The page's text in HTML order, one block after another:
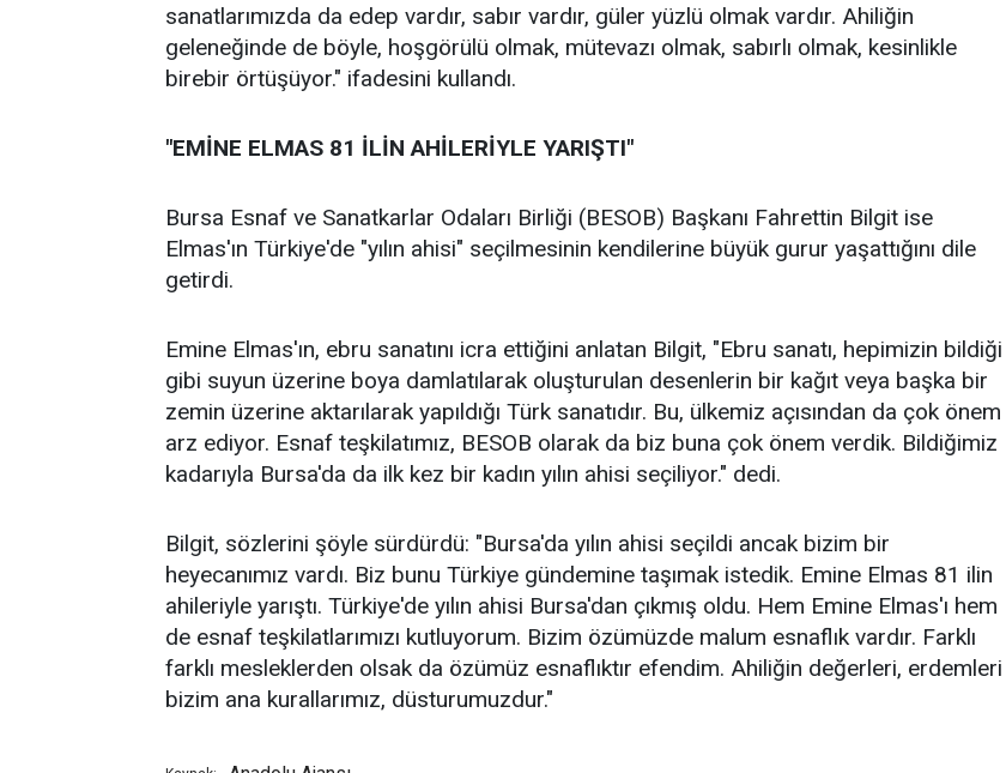
sanatlarımızda da edep vardır, sabır vardır, güler yüzlü olmak vardır. Ahiliğin
geleneğinde de böyle, hoşgörülü olmak, mütevazı olmak, sabırlı olmak, kesinlikle
birebir örtüşüyor." ifadesini kullandı.
"EMİNE ELMAS 81 İLİN AHİLERİYLE YARIŞTI"
Bursa Esnaf ve Sanatkarlar Odaları Birliği (BESOB) Başkanı Fahrettin Bilgit ise
Elmas'ın Türkiye'de "yılın ahisi" seçilmesinin kendilerine büyük gurur yaşattığını dile
getirdi.
Emine Elmas'ın, ebru sanatını icra ettiğini anlatan Bilgit, "Ebru sanatı, hepimizin bildiği
gibi suyun üzerine boya damlatılarak oluşturulan desenlerin bir kağıt veya başka bir
zemin üzerine aktarılarak yapıldığı Türk sanatıdır. Bu, ülkemiz açısından da çok önem
arz ediyor. Esnaf teşkilatımız, BESOB olarak da biz buna çok önem verdik. Bildiğimiz
kadarıyla Bursa'da da ilk kez bir kadın yılın ahisi seçiliyor." dedi.
Bilgit, sözlerini şöyle sürdürdü: "Bursa'da yılın ahisi seçildi ancak bizim bir
heyecanımız vardı. Biz bunu Türkiye gündemine taşımak istedik. Emine Elmas 81 ilin
ahileriyle yarıştı. Türkiye'de yılın ahisi Bursa'dan çıkmış oldu. Hem Emine Elmas'ı hem
de esnaf teşkilatlarımızı kutluyorum. Bizim özümüzde malum esnaflık vardır. Farklı
farklı mesleklerden olsak da özümüz esnaflıktır efendim. Ahiliğin değerleri, erdemleri
bizim ana kurallarımız, düsturumuzdur."